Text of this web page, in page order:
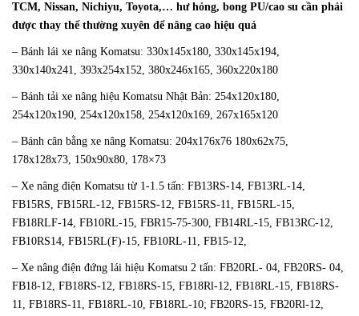
TCM, Nissan, Nichiyu, Toyota,… hư hỏng, bong PU/cao su cần phải
được thay thế thường xuyên để nâng cao hiệu quả
– Bánh lái xe nâng Komatsu: 330x145x180, 330x145x194,
330x140x241, 393x254x152, 380x246x165, 360x220x180
– Bánh tải xe nâng hiệu Komatsu Nhật Bản: 254x120x180,
254x120x190, 254x120x158, 254x120x169, 267x165x120
– Bánh cân bằng xe nâng Komatsu: 204x176x76 180x62x75,
178x128x73, 150x90x80, 178×73
– Xe nâng điện Komatsu từ 1-1.5 tấn: FB13RS-14, FB13RL-14,
FB15RS, FB15RL-12, FB15RS-12, FB15RS-11, FB15RL-15,
FB18RLF-14, FB10RL-15, FBR15-75-300, FB14RL-15, FB13RC-12,
FB10RS14, FB15RL(F)-15, FB10RL-11, FB15-12,
– Xe nâng điện đứng lái hiệu Komatsu 2 tấn: FB20RL- 04, FB20RS- 04,
FB18-12, FB18RS-12, FB18RS-15, FB18Rl-12, FB18RL-15, FB18RS-
11, FB18RS-11, FB18RL-10, FB18RL-10; FB20RS-15, FB20Rl-12,